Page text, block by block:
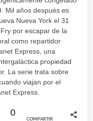
Mil años después es
Nueva York el 31
por escapar de la
como repartidor
Express, una
propiedad
La serie trata sobre
viajan por el
Express.
0
COMPARTIR